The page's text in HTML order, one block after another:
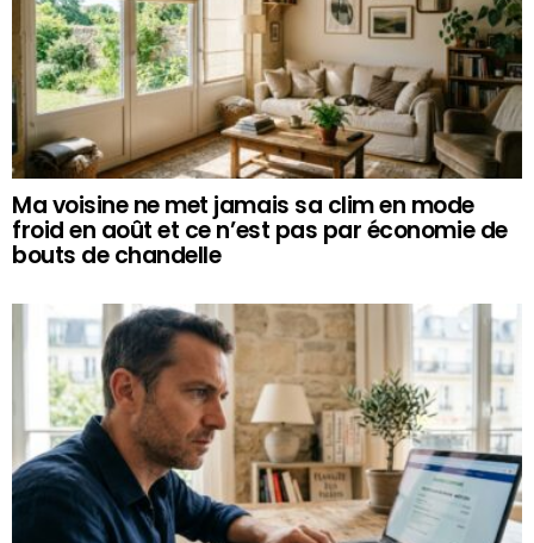
Ma voisine ne met jamais sa clim en mode
froid en août et ce n’est pas par économie de
bouts de chandelle